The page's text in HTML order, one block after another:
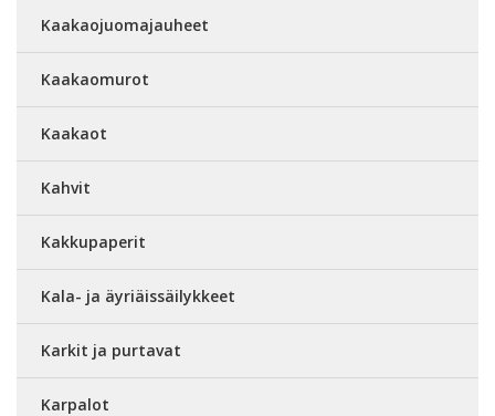
Kaakaojuomajauheet
Kaakaomurot
Kaakaot
Kahvit
Kakkupaperit
Kala- ja äyriäissäilykkeet
Karkit ja purtavat
Karpalot